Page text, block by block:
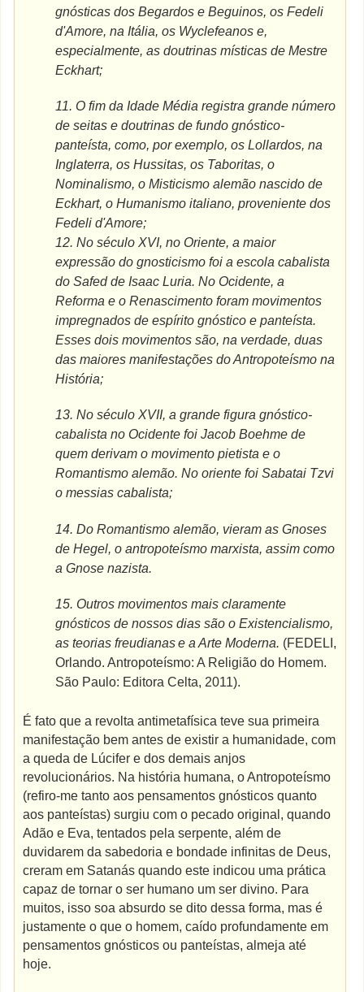
gnósticas dos Begardos e Beguinos, os Fedeli
d'Amore, na Itália, os Wyclefeanos e,
especialmente, as doutrinas místicas de Mestre
Eckhart;
11. O fim da Idade Média registra grande número
de seitas e doutrinas de fundo gnóstico-
panteísta, como, por exemplo, os Lollardos, na
Inglaterra, os Hussitas, os Taboritas, o
Nominalismo, o Misticismo alemão nascido de
Eckhart, o Humanismo italiano, proveniente dos
Fedeli d'Amore;
12. No século XVI, no Oriente, a maior
expressão do gnosticismo foi a escola cabalista
do Safed de Isaac Luria. No Ocidente, a
Reforma e o Renascimento foram movimentos
impregnados de espírito gnóstico e panteísta.
Esses dois movimentos são, na verdade, duas
das maiores manifestações do Antropoteísmo na
História;
13. No século XVII, a grande figura gnóstico-
cabalista no Ocidente foi Jacob Boehme de
quem derivam o movimento pietista e o
Romantismo alemão. No oriente foi Sabatai Tzvi
o messias cabalista;
14. Do Romantismo alemão, vieram as Gnoses
de Hegel, o antropoteísmo marxista, assim como
a Gnose nazista.
15. Outros movimentos mais claramente
gnósticos de nossos dias são o Existencialismo,
as teorias freudianase a Arte Moderna. (FEDELI,
Orlando. Antropoteísmo: A Religião do Homem.
São Paulo: Editora Celta, 2011).
É fato que a revolta antimetafísica teve sua primeira
manifestação bem antes de existir a humanidade, com
a queda de Lúcifer e dos demais anjos
revolucionários. Na história humana, o Antropoteísmo
(refiro-me tanto aos pensamentos gnósticos quanto
aos panteístas) surgiu com o pecado original, quando
Adão e Eva, tentados pela serpente, além de
duvidarem da sabedoria e bondade infinitas de Deus,
creram em Satanás quando este indicou uma prática
capaz de tornar o ser humano um ser divino. Para
muitos, isso soa absurdo se dito dessa forma, mas é
justamente o que o homem, caído profundamente em
pensamentos gnósticos ou panteístas, almeja até
hoje.